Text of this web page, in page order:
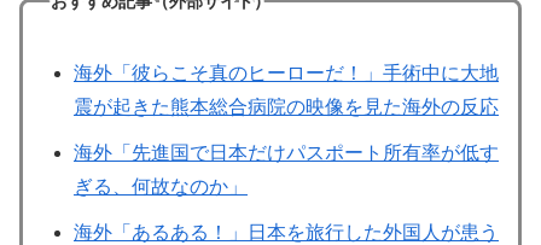
海外「彼らこそ真のヒーローだ！」手術中に大地
震が起きた熊本総合病院の映像を見た海外の反応
海外「先進国で日本だけパスポート所有率が低す
ぎる、何故なのか」
海外「あるある！」日本を旅行した外国人が患う